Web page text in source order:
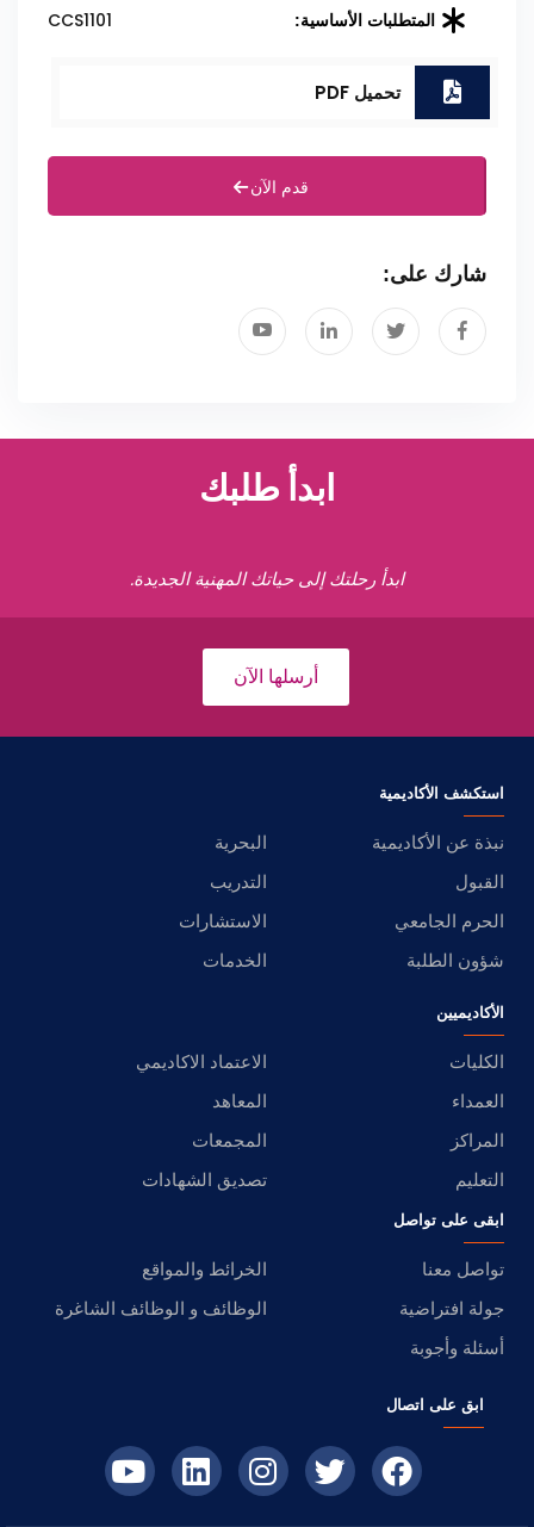
المتطلبات الأساسية: CCS1101
تحميل PDF
قدم الآن
شارك على:
ابدأ طلبك
ابدأ رحلتك إلى حياتك المهنية الجديدة.
أرسلها الآن
استكشف الأكاديمية
نبذة عن الأكاديمية
البحرية
القبول
التدريب
الحرم الجامعي
الاستشارات
شؤون الطلبة
الخدمات
الأكاديميين
الكليات
الاعتماد الاكاديمي
العمداء
المعاهد
المراكز
المجمعات
التعليم
تصديق الشهادات
ابقى على تواصل
تواصل معنا
الخرائط والمواقع
جولة افتراضية
الوظائف و الوظائف الشاغرة
أسئلة وأجوبة
ابق على اتصال